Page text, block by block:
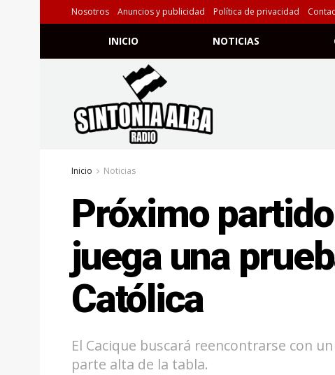
Nosotros Anuncios y publicidad Política de privacidad
INICIO NOTICIAS
Inicio Noticias
Próximo
juega una
Católica
El Cacique buscará reencontrarse con
parte alta de la tabla.